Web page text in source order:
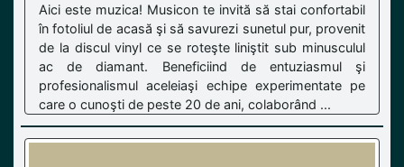
Aici este muzica! Musicon te invită să stai confortabil
în fotoliul de acasă şi să savurezi sunetul pur, provenit
de la discul vinyl ce se roteşte liniştit sub minusculul
ac de diamant. Beneficiind de entuziasmul şi
profesionalismul aceleiaşi echipe experimentate pe
care o cunoşti de peste 20 de ani, colaborând ...